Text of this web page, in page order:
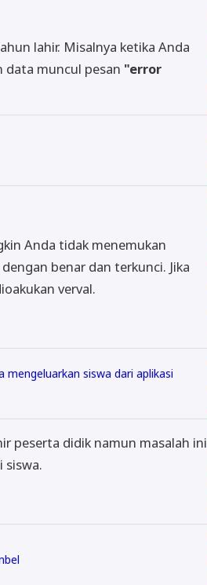
lahir. Misalnya ketika Anda
muncul pesan "error
Anda tidak menemukan
benar dan terkunci. Jika
verval.
mengeluarkan siswa dari aplikasi
peserta didik namun masalah ini
siswa.